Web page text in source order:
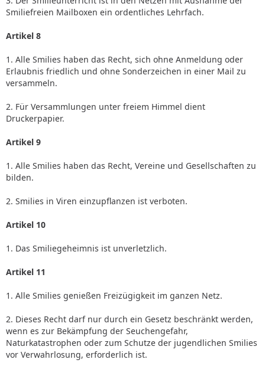
Smiliefreien Mailboxen ein ordentliches Lehrfach.
Artikel 8
1. Alle Smilies haben das Recht, sich ohne Anmeldung oder
Erlaubnis friedlich und ohne Sonderzeichen in einer Mail zu
versammeln.
2. Für Versammlungen unter freiem Himmel dient
Druckerpapier.
Artikel 9
1. Alle Smilies haben das Recht, Vereine und Gesellschaften zu
bilden.
2. Smilies in Viren einzupflanzen ist verboten.
Artikel 10
1. Das Smiliegeheimnis ist unverletzlich.
Artikel 11
1. Alle Smilies genießen Freizügigkeit im ganzen Netz.
2. Dieses Recht darf nur durch ein Gesetz beschränkt werden,
wenn es zur Bekämpfung der Seuchengefahr,
Naturkatastrophen oder zum Schutze der jugendlichen Smilies
vor Verwahrlosung, erforderlich ist.